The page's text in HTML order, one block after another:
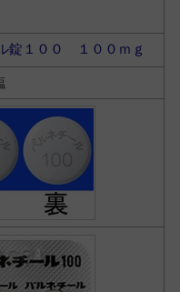
錠１００ １００ｍｇ